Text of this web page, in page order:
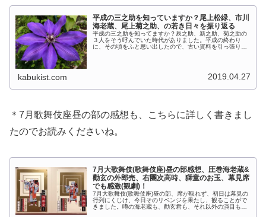
平成の三之助を知っていますか？尾上松緑、市川
海老蔵、尾上菊之助、の若き日々を振り返る
平成の三之助を知ってますか？辰之助、新之助、菊之助の
３人をそう呼んでいた時代がありました。平成の終わり
に、その頃をふと思い出したので、古い資料を引っ張り出
kabukist.com 2019.04.27
＊7月歌舞伎座昼の部の感想も、こちらに詳しく書きまし
たのでお読みくださいね。
7月大歌舞伎(歌舞伎座)昼の部感想、圧巻海老蔵&
勸玄の外郎売、右團次高時、獅童のお玉、幕見席
でも感激(観劇)！
7月大歌舞伎(歌舞伎座)昼の部、席が取れず、初日は幕見の
行列にくじけ、今日そのリベンジを果たし、観ることがで
きました。噂の海老蔵も、勸玄君も、それ以外の演目も、